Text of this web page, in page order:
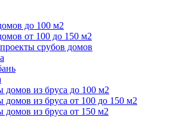
до 100 м2
от 100 до 150 м2
срубов домов
домов из бруса до 100 м2
домов из бруса от 100 до 150 м2
домов из бруса от 150 м2